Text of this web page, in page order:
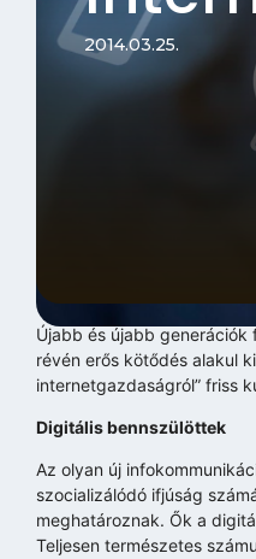
2014.03.25.
Újabb és újabb
révén erős kötődés alakul
internetgazdaságról” friss
Digitális bennszülöttek
Az olyan új
szocializálódó ifjúság
meghatároznak. Ők a
Teljesen természetes